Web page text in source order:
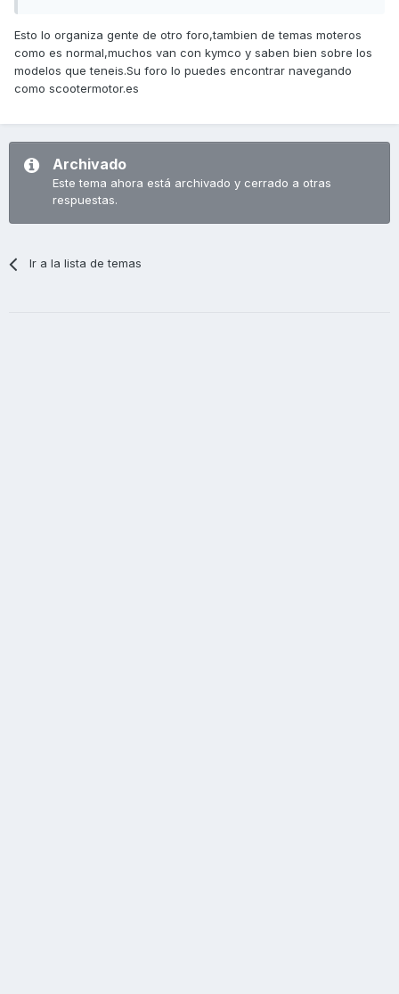
Esto lo organiza gente de otro foro,tambien de temas moteros
como es normal,muchos van con kymco y saben bien sobre los
modelos que teneis.Su foro lo puedes encontrar navegando
como scootermotor.es
Archivado
Este tema ahora está archivado y cerrado a otras
respuestas.
Ir a la lista de temas